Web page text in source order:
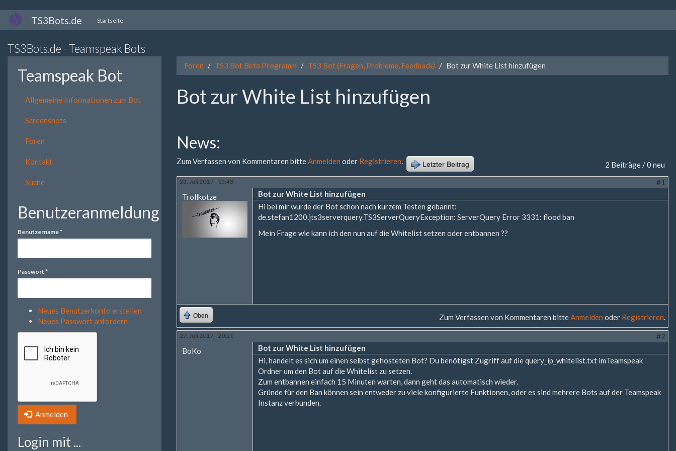
Direkt
zum
TS3Bots.de Startseite
TS3Bots.de - Teamspeak Bots
Teamspeak Bot
Allgemeine Informationen zum Bot
Screenshots
Foren
Kontakt
Suche
Benutzeranmeldung
Benutzername*
Passwort *
Neues Benutzerkonto erstellen
Neues Passwort anfordern
Anmelden
Login mit ...
Foren TS3 Bot Beta Programm TS3 Bot (Fragen, Probleme, Feedback) Bot zur White List hinzufügen
Bot zur White List hinzufügen
News:
2 Beiträge / 0 neu
Zum Verfassen von Kommentaren bitteAnmelden oder Registrieren. Letzter Beitrag
23. Juli 2017 - 15:43
#1
Trollkotze
Bot zur White List hinzufügen
Hi bei mir wurde der Bot schon nach kurzem Testen gebannt:
de.stefan1200.jts3serverquery.TS3ServerQueryException: ServerQuery Error 3331: flood ban
Mein Frage wie kann ich den nun auf die Whitelist setzen oder entbannen ??
Oben Zum Verfassen von Kommentaren bitteAnmelden oder Registrieren.
27. Juli 2017 - 20:21
#2
BoKo
Bot zur White List hinzufügen
Hi, handelt es sich um einen selbst gehosteten Bot? Du benötigst Zugriff auf die query_ip_whitelist.txt imTeamspeak
Ordner um den Bot auf die Whitelist zu setzen.
Zum entbannen einfach 15 Minuten warten, dann geht das automatisch wieder.
Gründe für den Ban können sein entweder zu viele konfigurierte Funktionen, oder es sind mehrere Bots auf der Teamspeak
Instanz verbunden.